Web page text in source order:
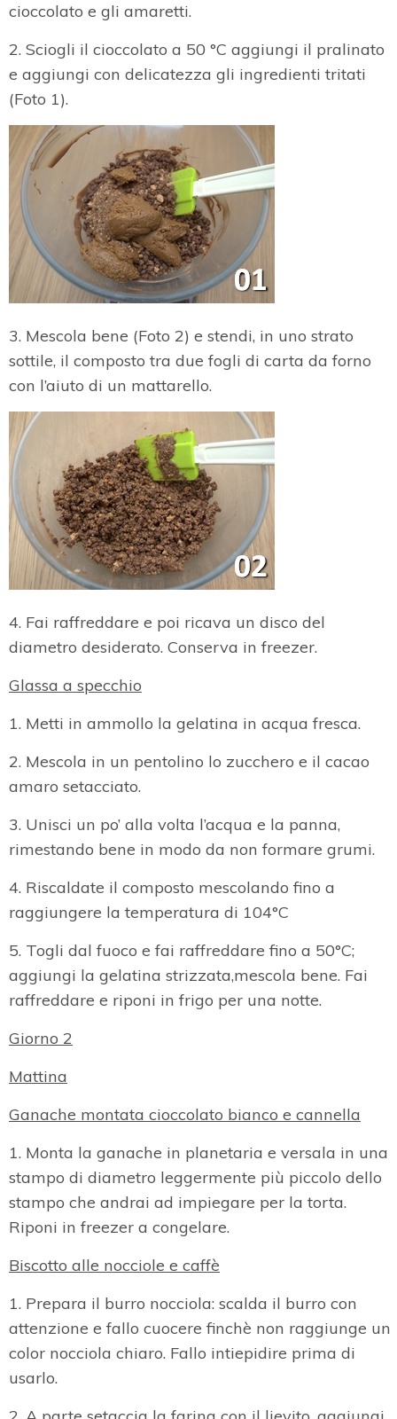
cioccolato e gli amaretti.
2. Sciogli il cioccolato a 50 °C aggiungi il pralinato
e aggiungi con delicatezza gli ingredienti tritati
(Foto 1).
3. Mescola bene (Foto 2) e stendi, in uno strato
sottile, il composto tra due fogli di carta da forno
con l’aiuto di un mattarello.
4. Fai raffreddare e poi ricava un disco del
diametro desiderato. Conserva in freezer.
Glassa a specchio
1. Metti in ammollo la gelatina in acqua fresca.
2. Mescola in un pentolino lo zucchero e il cacao
amaro setacciato.
3. Unisci un po’ alla volta l’acqua e la panna,
rimestando bene in modo da non formare grumi.
4. Riscaldate il composto mescolando fino a
raggiungere la temperatura di 104°C
5. Togli dal fuoco e fai raffreddare fino a 50°C;
aggiungi la gelatina strizzata,mescola bene. Fai
raffreddare e riponi in frigo per una notte.
Giorno 2
Mattina
Ganache montata cioccolato bianco e cannella
1. Monta la ganache in planetaria e versala in una
stampo di diametro leggermente più piccolo dello
stampo che andrai ad impiegare per la torta.
Riponi in freezer a congelare.
Biscotto alle nocciole e caffè
1. Prepara il burro nocciola: scalda il burro con
attenzione e fallo cuocere finchè non raggiunge un
color nocciola chiaro. Fallo intiepidire prima di
usarlo.